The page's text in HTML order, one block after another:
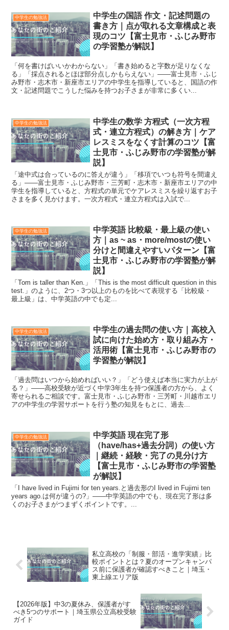
中学生の勉強法
中学生の国語 作文・記述問題の
書き方｜点が取れる文章構成と表
現のコツ【富士見市・ふじみ野市
の学習塾が解説】
「何を書けばいいかわからない」「書き始めると字数が足りなくな
る」「採点されるとほぼ部分点しかもらえない」——富士見市・ふじ
み野市・志木市・新座市エリアの中学生を指導していると、国語の作
文・記述問題でこうした悩みを持つお子さまが非常に多くい...
中学生の勉強法
中学生の数学 方程式（一次方程
式・連立方程式）の解き方｜ケア
レスミスをなくす計算のコツ【富
士見市・ふじみ野市の学習塾が解
説】
「途中式は合っているのに答えが違う」「移項でいつも符号を間違え
る」——富士見市・ふじみ野市・三芳町・志木市・新座市エリアの中
学生を指導していると、方程式の単元でケアレスミスを繰り返すお子
さまを多く見かけます。一次方程式・連立方程式は入試で...
中学生の勉強法
中学英語 比較級・最上級の使い
方｜as ~ as・more/mostの使い
分けと間違えやすいパターン【富
士見市・ふじみ野市の学習塾が解
説】
「Tom is taller than Ken.」「This is the most difficult question in this
test.」のように、2つ・3つ以上のものを比べて表現する「比較級・
最上級」は、中学英語の中でも定...
中学生の勉強法
中学生の過去問の使い方｜高校入
試に向けた始め方・取り組み方・
活用術【富士見市・ふじみ野市の
学習塾が解説】
「過去問はいつから始めればいい？」「どう使えば本当に実力が上が
る？」——高校受験が近づく中学3年生を持つ保護者の方から、よく
寄せられるご相談です。富士見市・ふじみ野市・三芳町・川越市エリ
アの中学生の学習サポートを行う塾の知見をもとに、過去...
中学生の勉強法
中学英語 現在完了形
（have/has+過去分詞）の使い方
｜継続・経験・完了の見分け方
【富士見市・ふじみ野市の学習塾
が解説】
「I have lived in Fujimi for ten years.と過去形のI lived in Fujimi ten
years ago.は何が違うの?」——中学英語の中でも、現在完了形は多
くのお子さまがつまずくポイントです。...
私立高校の「制服・部活・進学実績」比
較ポイントとは？夏のオープンキャンパ
ス前に保護者が確認すべきこと｜埼玉・
東上線エリア版
【2026年版】中3の夏休み、保護者がす
べき5つのサポート｜埼玉県公立高校受験
ガイド